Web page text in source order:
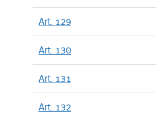
Art. 129
Art. 130
Art. 131
Art. 132